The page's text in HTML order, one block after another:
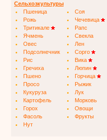
Сельхозкультуры
Пшеница
Соя
Рожь
Чечевица
Тритикале
Рапс
Ячмень
Свекла
Овес
Лен
Подсолнечник
Сорго
Рис
Вика
Гречиха
Люпин
Пшено
Горчица
Просо
Рыжик
Кукуруза
Лук
Картофель
Морковь
Горох
Овощи
Фасоль
Фрукты
Нут